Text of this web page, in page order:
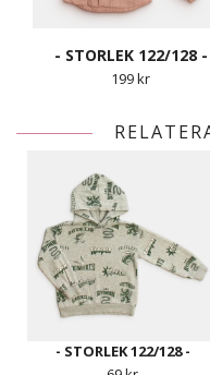
- STORLEK 122/128 -
199 kr
- STORLEK 122/128 -